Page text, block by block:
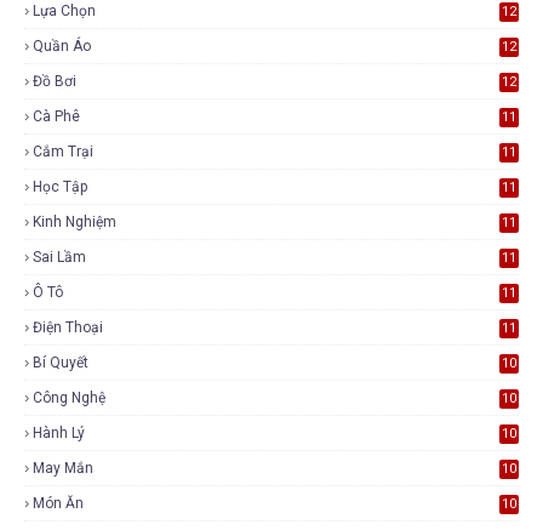
Lựa Chọn 12
Quần Áo 12
Đồ Bơi 12
Cà Phê 11
Cắm Trại 11
Học Tập 11
Kinh Nghiệm 11
Sai Lầm 11
Ô Tô 11
Điện Thoại 11
Bí Quyết 10
Công Nghệ 10
Hành Lý 10
May Mắn 10
Món Ăn 10